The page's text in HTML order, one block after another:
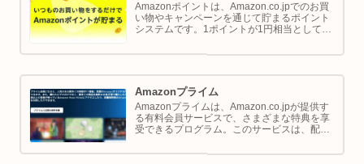
Amazonポイントは、Amazon.co.jpでのお買
い物やキャンペーンを通じて貯まるポイント
システムです。1ポイントが1円相当として、
では Amazon ポイントの使い方と貯め方を解
Amazonプライム
Amazonプライムは、Amazon.co.jpが提供す
る有料会員サービスで、さまざまな特典を享
受できるプログラム。このサービスは、配送
実、さらには限定割引までをカバーし、日常